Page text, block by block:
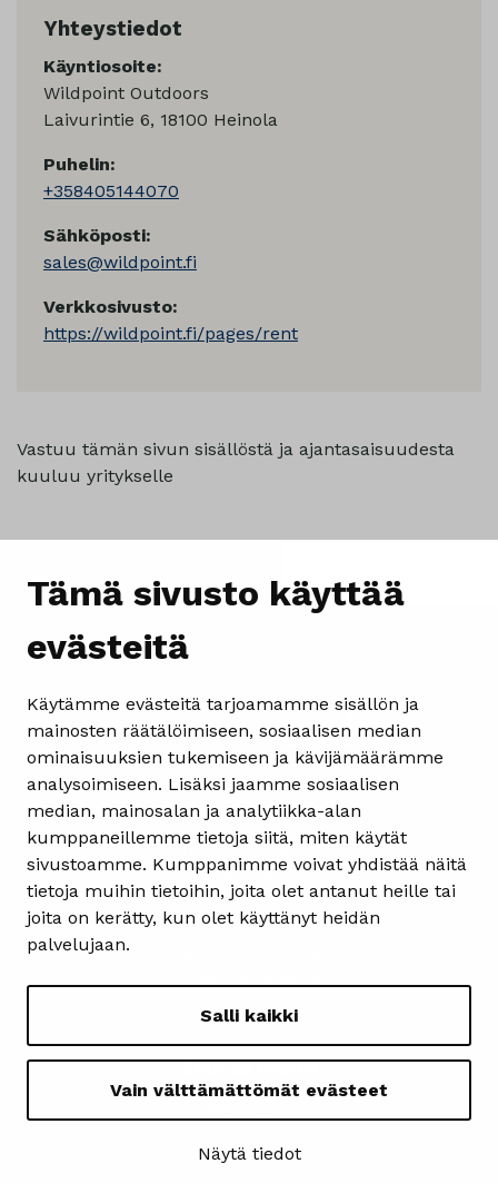
Tämä sivusto käyttää
evästeitä
Käytämme evästeitä tarjoamamme sisällön ja
mainosten räätälöimiseen, sosiaalisen median
ominaisuuksien tukemiseen ja kävijämäärämme
analysoimiseen. Lisäksi jaamme sosiaalisen
median, mainosalan ja analytiikka-alan
kumppaneillemme tietoja siitä, miten käytät
sivustoamme. Kumppanimme voivat yhdistää näitä
tietoja muihin tietoihin, joita olet antanut heille tai
joita on kerätty, kun olet käyttänyt heidän
palvelujaan.
Salli kaikki
Vain välttämättömät evästeet
Näytä tiedot
Yhteystiedot
Käyntiosoite:
Wildpoint Outdoors
Laivurintie 6, 18100 Heinola
Puhelin:
+358405144070
Sähköposti:
sales@wildpoint.fi
Verkkosivusto:
https://wildpoint.fi/pages/rent
Vastuu tämän sivun sisällöstä ja ajantasaisuudesta
kuuluu yritykselle
Yhteystiedot
Heinolan matkailuinfo
Kauppakatu 4
18100 Heinola
ma-pe 08.30-15.30
+358 3 849 3606
Seuraa meitä